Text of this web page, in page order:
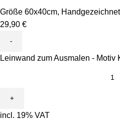
Größe 60x40cm, Handgezeichnet
29,90 €
Leinwand zum Ausmalen - Motiv
incl. 19% VAT